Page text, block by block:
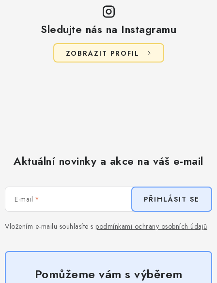
Sledujte nás na Instagramu
ZOBRAZIT PROFIL
Aktuální novinky a akce na váš e-mail
E-mail
Vložením e-mailu souhlasíte s podmínkami ochrany osobních údajů
PŘIHLÁSIT SE
Pomůžeme vám s výběrem